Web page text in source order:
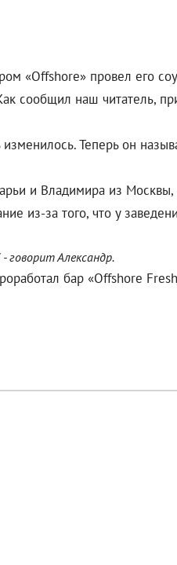
«Offshore» провел его
сообщил наш читатель,
Теперь он
и Владимира из
из-за того, что у
говорит Александр.
бар «Offshore